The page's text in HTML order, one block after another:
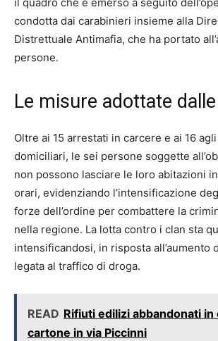
il quadro che è emerso a seguito
condotta dai carabinieri insieme alla
Distrettuale Antimafia, che ha portato
persone.
Le misure adottate
Oltre ai 15 arrestati in carcere e ai 16
domiciliari, le sei persone soggette
non possono lasciare le loro abitazioni
orari, evidenziando l’intensificazione
forze dell’ordine per combattere la
nella regione. La lotta contro i clan sta
intensificandosi, in risposta all’aumento
legata al traffico di droga.
READ Rifiuti edilizi abbandonati in
cartone in via Piccinni